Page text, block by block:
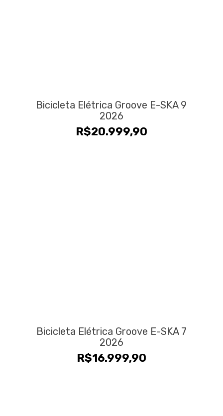
Bicicleta Elétrica Groove E-SKA 9
2026
R$20.999,90
Bicicleta Elétrica Groove E-SKA 7
2026
R$16.999,90